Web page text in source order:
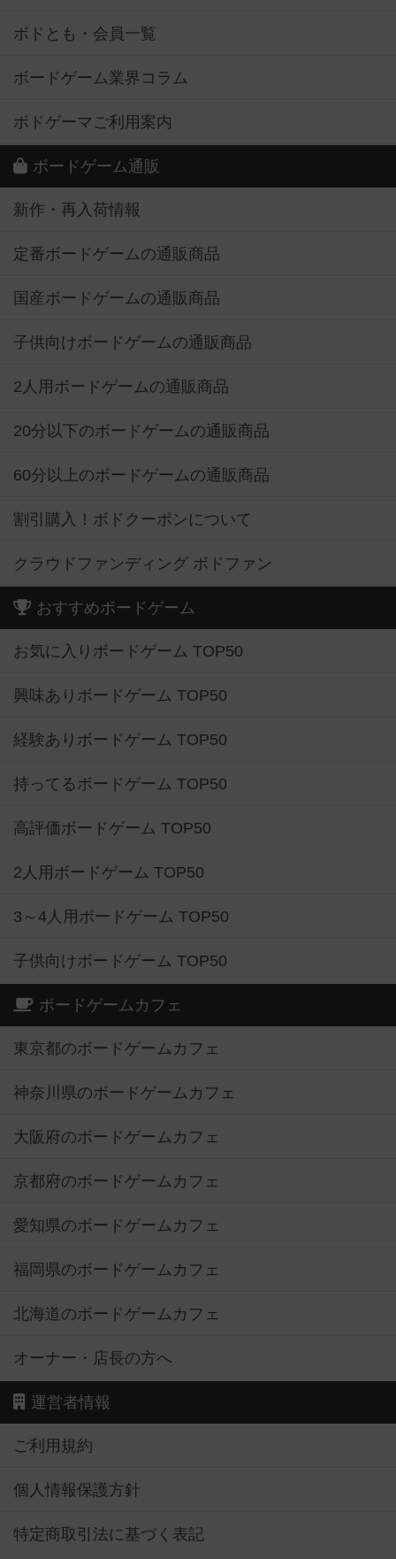
ボドとも・会員一覧
ボードゲーム業界コラム
ボドゲーマご利用案内
ボードゲーム通販
新作・再入荷情報
定番ボードゲームの通販商品
国産ボードゲームの通販商品
子供向けボードゲームの通販商品
2人用ボードゲームの通販商品
20分以下のボードゲームの通販商品
60分以上のボードゲームの通販商品
割引購入！ボドクーポンについて
クラウドファンディング ボドファン
おすすめボードゲーム
お気に入りボードゲーム TOP50
興味ありボードゲーム TOP50
経験ありボードゲーム TOP50
持ってるボードゲーム TOP50
高評価ボードゲーム TOP50
2人用ボードゲーム TOP50
3～4人用ボードゲーム TOP50
子供向けボードゲーム TOP50
ボードゲームカフェ
東京都のボードゲームカフェ
神奈川県のボードゲームカフェ
大阪府のボードゲームカフェ
京都府のボードゲームカフェ
愛知県のボードゲームカフェ
福岡県のボードゲームカフェ
北海道のボードゲームカフェ
オーナー・店長の方へ
運営者情報
ご利用規約
個人情報保護方針
特定商取引法に基づく表記